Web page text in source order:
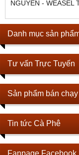
Danh mục sản
Tư vấn Trực Tuyến
Sản phẩm bán chạy
Tin tức Cà Phê
Fanpage Facebook
NGUYÊN - WEASEL